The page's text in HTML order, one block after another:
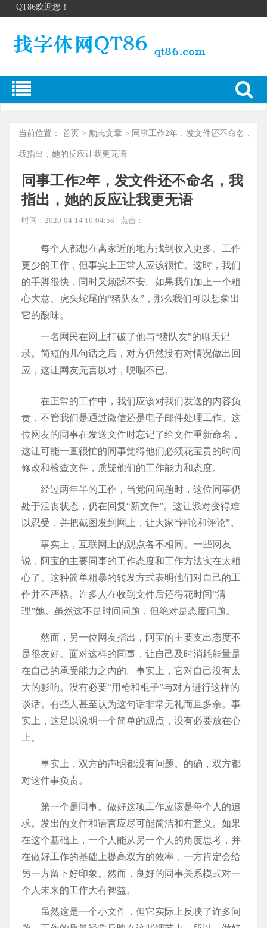
QT86欢迎您！
当前位置： 首页 > 励志文章 > 同事工作2年，发文件还不命名，
我指出，她的反应让我更无语
同事工作2年，发文件还不命名，我
指出，她的反应让我更无语
时间：2020-04-14 10:04:58 点击：
每个人都想在离家近的地方找到收入更多、工作
更少的工作，但事实上正常人应该很忙。这时，我们
的手脚很快，同时又烦躁不安。如果我们加上一个粗
心大意、虎头蛇尾的“猪队友”，那么我们可以想象出
它的酸味。
一名网民在网上打破了他与“猪队友”的聊天记
录。简短的几句话之后，对方仍然没有对情况做出回
应，这让网友无言以对，哽咽不已。
在正常的工作中，我们应该对我们发送的内容负
责，不管我们是通过微信还是电子邮件处理工作。这
位网友的同事在发送文件时忘记了给文件重新命名，
这让可能一直很忙的同事觉得他们必须花宝贵的时间
修改和检查文件，质疑他们的工作能力和态度。
经过两年半的工作，当党问问题时，这位同事仍
处于沮丧状态，仍在回复“新文件”。这让派对变得难
以忍受，并把截图发到网上，让大家“评论和评论”。
事实上，互联网上的观点各不相同。一些网友
说，阿宝的主要同事的工作态度和工作方法实在太粗
心了。这种简单粗暴的转发方式表明他们对自己的工
作并不严格。许多人在收到文件后还得花时间“清
理”她。虽然这不是时间问题，但绝对是态度问题。
然而，另一位网友指出，阿宝的主要支出态度不
是很友好。面对这样的同事，让自己及时消耗能量是
在自己的承受能力之内的。事实上，它对自己没有太
大的影响。没有必要“用枪和棍子”与对方进行这样的
谈话。有些人甚至认为这句话非常无礼而且多余。事
实上，这足以说明一个简单的观点，没有必要放在心
上。
事实上，双方的声明都没有问题。的确，双方都
对这件事负责。
第一个是同事。做好这项工作应该是每个人的追
求。发出的文件和语言应尽可能简洁和有意义。如果
在这个基础上，一个人能从另一个人的角度思考，并
在做好工作的基础上提高双方的效率，一方肯定会给
另一方留下好印象。然而，良好的同事关系模式对一
个人未来的工作大有裨益。
虽然这是一个小文件，但它实际上反映了许多问